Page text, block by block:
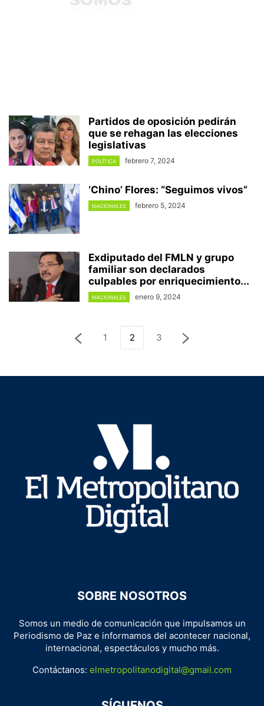
Partidos de oposición pedirán
que se rehagan las elecciones
legislativas
POLÍTICA febrero 7, 2024
‘Chino’ Flores: “Seguimos vivos”
NACIONALES febrero 5, 2024
Exdiputado del FMLN y grupo
familiar son declarados
culpables por enriquecimiento...
NACIONALES enero 9, 2024
1 2 3
SOBRE NOSOTROS
Somos un medio de comunicación que impulsamos un
Periodismo de Paz e informamos del acontecer nacional,
internacional, espectáculos y mucho más.
Contáctanos: elmetropolitanodigital@gmail.com